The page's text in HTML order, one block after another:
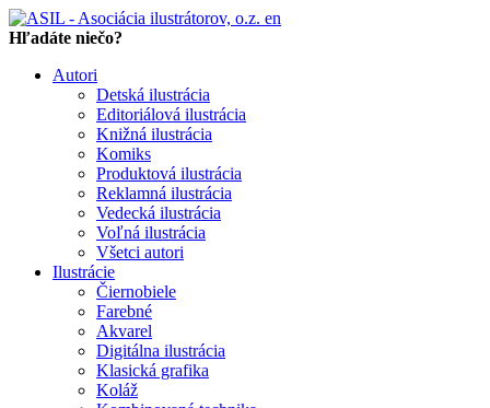
en
Hľadáte niečo?
Autori
Detská ilustrácia
Editoriálová ilustrácia
Knižná ilustrácia
Komiks
Produktová ilustrácia
Reklamná ilustrácia
Vedecká ilustrácia
Voľná ilustrácia
Všetci autori
Ilustrácie
Čiernobiele
Farebné
Akvarel
Digitálna ilustrácia
Klasická grafika
Koláž